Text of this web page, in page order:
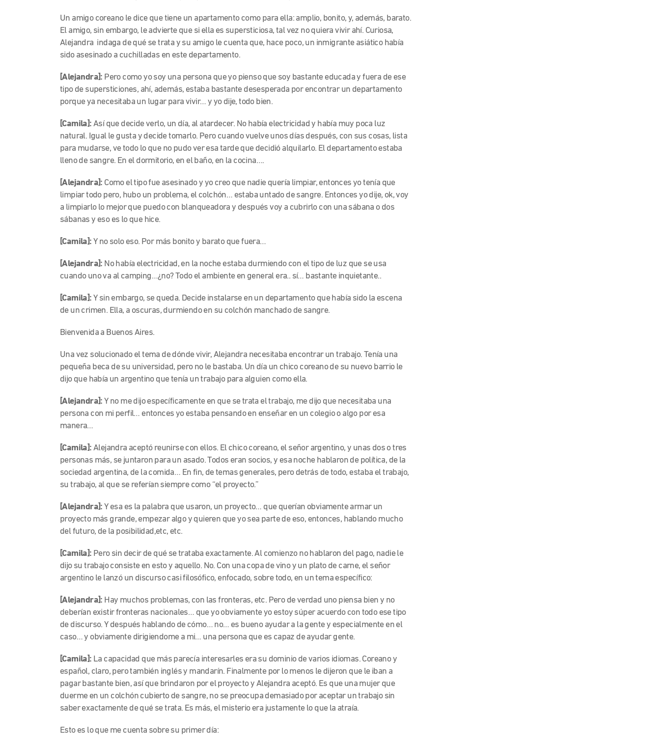
Un amigo coreano le dice que tiene un apartamento como para ella: amplio, bonito, y, además, barato.
El amigo, sin embargo, le advierte que si ella es supersticiosa, tal vez no quiera vivir ahí. Curiosa,
Alejandra indaga de qué se trata y su amigo le cuenta que, hace poco, un inmigrante asiático había
sido asesinado a cuchilladas en este departamento.
[Alejandra]: Pero como yo soy una persona que yo pienso que soy bastante educada y fuera de ese
tipo de supersticiones, ahí, además, estaba bastante desesperada por encontrar un departamento
porque ya necesitaba un lugar para vivir… y yo dije, todo bien.
[Camila]: Así que decide verlo, un día, al atardecer. No había electricidad y había muy poca luz
natural. Igual le gusta y decide tomarlo. Pero cuando vuelve unos días después, con sus cosas, lista
para mudarse, ve todo lo que no pudo ver esa tarde que decidió alquilarlo. El departamento estaba
lleno de sangre. En el dormitorio, en el baño, en la cocina….
[Alejandra]: Como el tipo fue asesinado y yo creo que nadie quería limpiar, entonces yo tenía que
limpiar todo pero, hubo un problema, el colchón… estaba untado de sangre. Entonces yo dije, ok, voy
a limpiarlo lo mejor que puedo con blanqueadora y después voy a cubrirlo con una sábana o dos
sábanas y eso es lo que hice.
[Camila]: Y no solo eso. Por más bonito y barato que fuera…
[Alejandra]: No había electricidad, en la noche estaba durmiendo con el tipo de luz que se usa
cuando uno va al camping…¿no? Todo el ambiente en general era.. sí… bastante inquietante..
[Camila]: Y sin embargo, se queda. Decide instalarse en un departamento que había sido la escena
de un crimen. Ella, a oscuras, durmiendo en su colchón manchado de sangre.
Bienvenida a Buenos Aires.
Una vez solucionado el tema de dónde vivir, Alejandra necesitaba encontrar un trabajo. Tenía una
pequeña beca de su universidad, pero no le bastaba. Un día un chico coreano de su nuevo barrio le
dijo que había un argentino que tenía un trabajo para alguien como ella.
[Alejandra]: Y no me dijo específicamente en que se trata el trabajo, me dijo que necesitaba una
persona con mi perfil… entonces yo estaba pensando en enseñar en un colegio o algo por esa
manera…
[Camila]: Alejandra aceptó reunirse con ellos. El chico coreano, el señor argentino, y unas dos o tres
personas más, se juntaron para un asado. Todos eran socios, y esa noche hablaron de política, de la
sociedad argentina, de la comida… En fin, de temas generales, pero detrás de todo, estaba el trabajo,
su trabajo, al que se referían siempre como “el proyecto.”
[Alejandra]: Y esa es la palabra que usaron, un proyecto… que querían obviamente armar un
proyecto más grande, empezar algo y quieren que yo sea parte de eso, entonces, hablando mucho
del futuro, de la posibilidad,etc, etc.
[Camila]: Pero sin decir de qué se trataba exactamente. Al comienzo no hablaron del pago, nadie le
dijo su trabajo consiste en esto y aquello. No. Con una copa de vino y un plato de carne, el señor
argentino le lanzó un discurso casi filosófico, enfocado, sobre todo, en un tema específico:
[Alejandra]: Hay muchos problemas, con las fronteras, etc. Pero de verdad uno piensa bien y no
deberían existir fronteras nacionales… que yo obviamente yo estoy súper acuerdo con todo ese tipo
de discurso. Y después hablando de cómo… no… es bueno ayudar a la gente y especialmente en el
caso… y obviamente dirigiendome a mi… una persona que es capaz de ayudar gente.
[Camila]: La capacidad que más parecía interesarles era su dominio de varios idiomas. Coreano y
español, claro, pero también inglés y mandarín. Finalmente por lo menos le dijeron que le iban a
pagar bastante bien, así que brindaron por el proyecto y Alejandra aceptó. Es que una mujer que
duerme en un colchón cubierto de sangre, no se preocupa demasiado por aceptar un trabajo sin
saber exactamente de qué se trata. Es más, el misterio era justamente lo que la atraía.
Esto es lo que me cuenta sobre su primer día: